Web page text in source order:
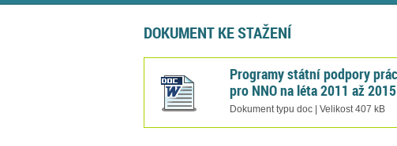
DOKUMENT KE STAŽENÍ
Programy státní podpory
pro NNO na léta 2011 až
Dokument typu doc | Velikost 407 kB